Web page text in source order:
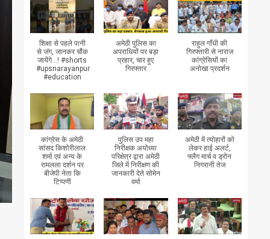
शिक्षा से पहले पानी
से जंग, जानकर चौंक
जायेंगे...! #shorts
#upsnarayanpur
#education
अमेठी पुलिस का
अपराधियों पर बड़ा
प्रहार, चार हुए
गिरफ्तार
राहुल गाँधी की
गिरफ्तारी से नाराज
कांग्रेसियों का
अनोखा प्रदर्शन
कांग्रेस के अमेठी
सांसद किशोरीलाल
शर्मा एवं अन्य के
रामलला दर्शन पर
बीजेपी नेता कि
टिप्पणी
पुलिस उप महा
निरीक्षक अयोध्या
परिक्षेत्र द्वारा अमेठी
जिले में निरीक्षण की
जानकारी देते सोमेन
वर्मा
अमेठी में त्योहारों को
लेकर हाई अलर्ट,
फ्लैग मार्च व ड्रोन
निगरानी तेज